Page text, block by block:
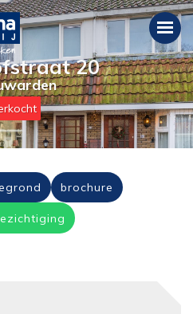
20
brochure